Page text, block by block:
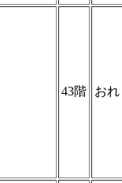
43階 おれ